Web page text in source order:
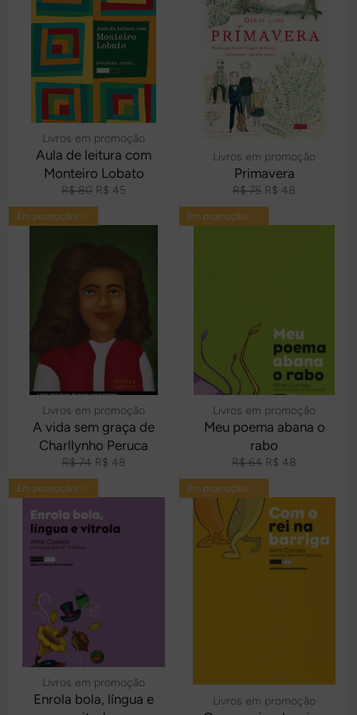
Livros em promoção
Aula de leitura com
Monteiro Lobato
Preço
normal
R$ 80 Preço
promocional
R$ 45
Livros em promoção
Primavera
Preço
normal
R$ 75 Preço
promocional
R$ 48
Livros em promoção
A vida sem graça de
Charllynho Peruca
Preço
normal
R$ 74 Preço
promocional
R$ 48
Em promoção! ☆
Livros em promoção
Meu poema abana o
rabo
Preço
normal
R$ 64 Preço
promocional
R$ 48
Em promoção! ☆
Livros em promoção
Enrola bola, língua e
Em promoção! ☆
Livros em promoção
Em promoção! ☆